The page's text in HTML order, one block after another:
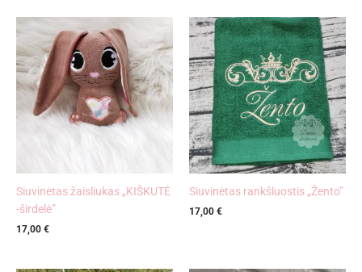
Siuvinėtas žaisliukas „KIŠKUTĖ
-širdelė”
17,00 €
Siuvinėtas rankšluostis „Žento”
17,00 €